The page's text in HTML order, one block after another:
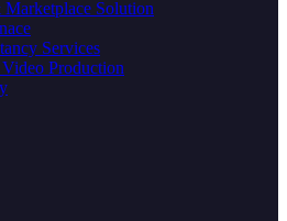
Solution
Services
Production